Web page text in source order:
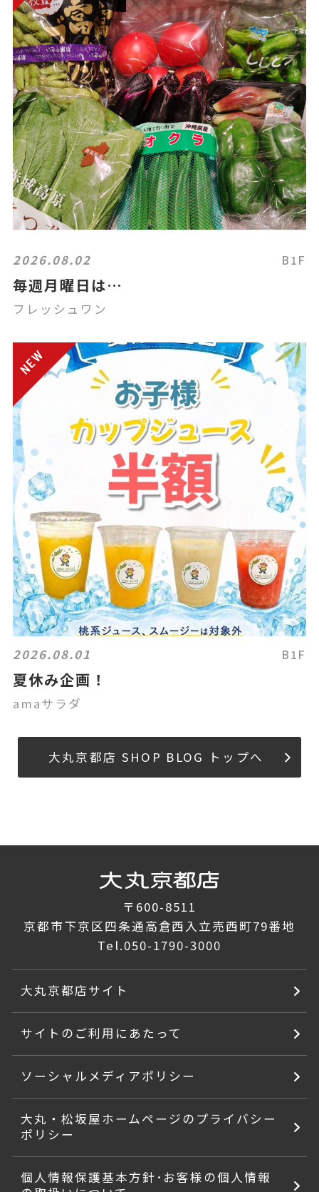
2026.08.02 B1F
毎週月曜日は…
フレッシュワン
2026.08.01 B1F
夏休み企画！
amaサラダ
大丸京都店 SHOP BLOG トップへ
〒600-8511
京都市下京区四条通高倉西入立売西町79番地
Tel.050-1790-3000
大丸京都店サイト
サイトのご利用にあたって
ソーシャルメディアポリシー
大丸・松坂屋ホームページのプライバシー
ポリシー
個人情報保護基本方針･お客様の個人情報